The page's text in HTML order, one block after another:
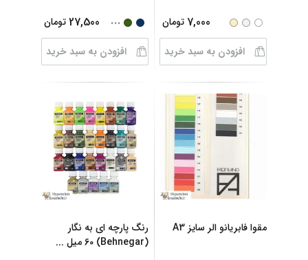
7,000 تومان
افزودن به سبد خرید
...
27,500تومان
افزودن به سبد خرید
مقوا فابریانو الر سایز A3
رنگ پارچه ای به نگار
(Behnegar) 60 میل
...